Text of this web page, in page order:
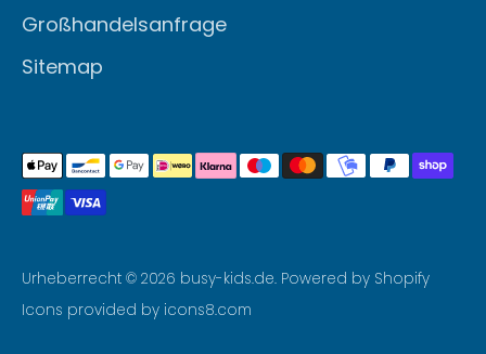
Großhandelsanfrage
Sitemap
Urheberrecht © 2026 busy-kids.de. Powered by Shopify
Icons provided by icons8.com
Akzeptierte
Zahlungsarten